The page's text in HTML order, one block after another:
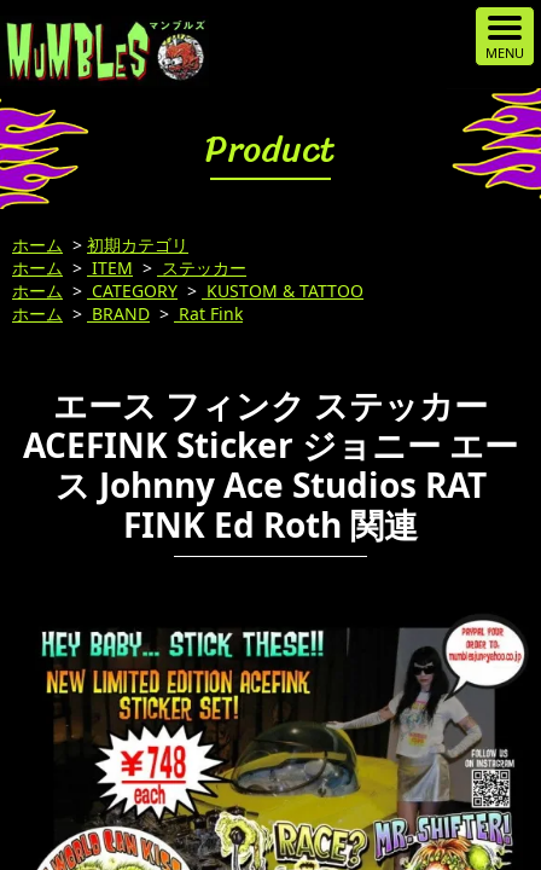
Product
ホーム > 初期カテゴリ
ホーム > ITEM > ステッカー
ホーム > CATEGORY > KUSTOM & TATTOO
ホーム > BRAND > Rat Fink
エース フィンク ステッカー
ACEFINK Sticker ジョニー エー
ス Johnny Ace Studios RAT
FINK Ed Roth 関連